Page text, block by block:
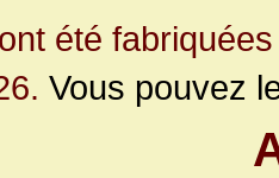
été
Vous pouvez